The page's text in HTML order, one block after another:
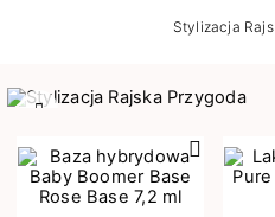
Stylizacja